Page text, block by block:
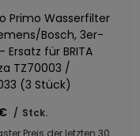
Primo Wasserfilter
Bosch, 3er-
Ersatz für BRITA
TZ70003 /
(3 Stück)
/ Stck.
Preis der letzten 30